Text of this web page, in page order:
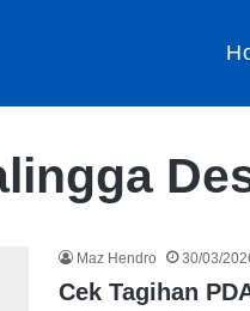
Maz Hendro 30/03/
Cek Tagihan